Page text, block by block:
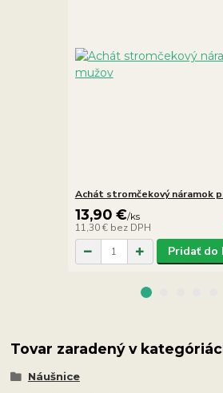
Achát stromčekový náramok
13,90 €/ks
11,30 € bez DPH
Pridať do
Tovar zaradený v
Náušnice